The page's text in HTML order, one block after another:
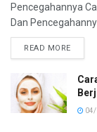
Pencegahannya
Dan
READ MORE